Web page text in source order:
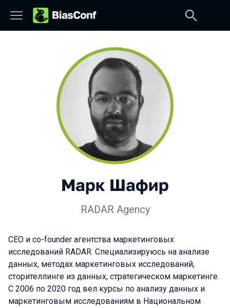
Марк Шафир
RADAR Agency
CEO и co-founder агентства маркетинговых
исследований RADAR. Специализируюсь на анализе
данных, методах маркетинговых исследований,
сторителлинге из данных, стратегическом маркетинге.
С 2006 по 2020 год вел курсы по анализу данных и
маркетинговым исследованиям в Национальном